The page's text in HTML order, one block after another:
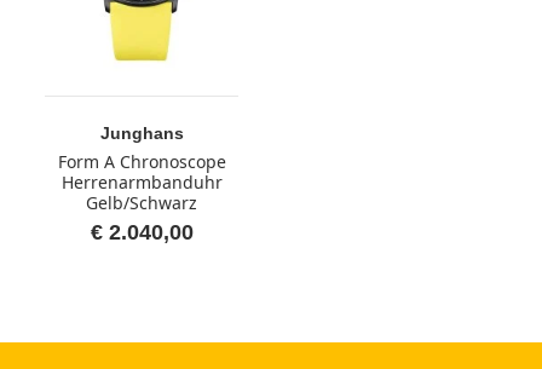
Junghans
Form A Chronoscope
Herrenarmbanduhr
Gelb/Schwarz
€ 2.040,00